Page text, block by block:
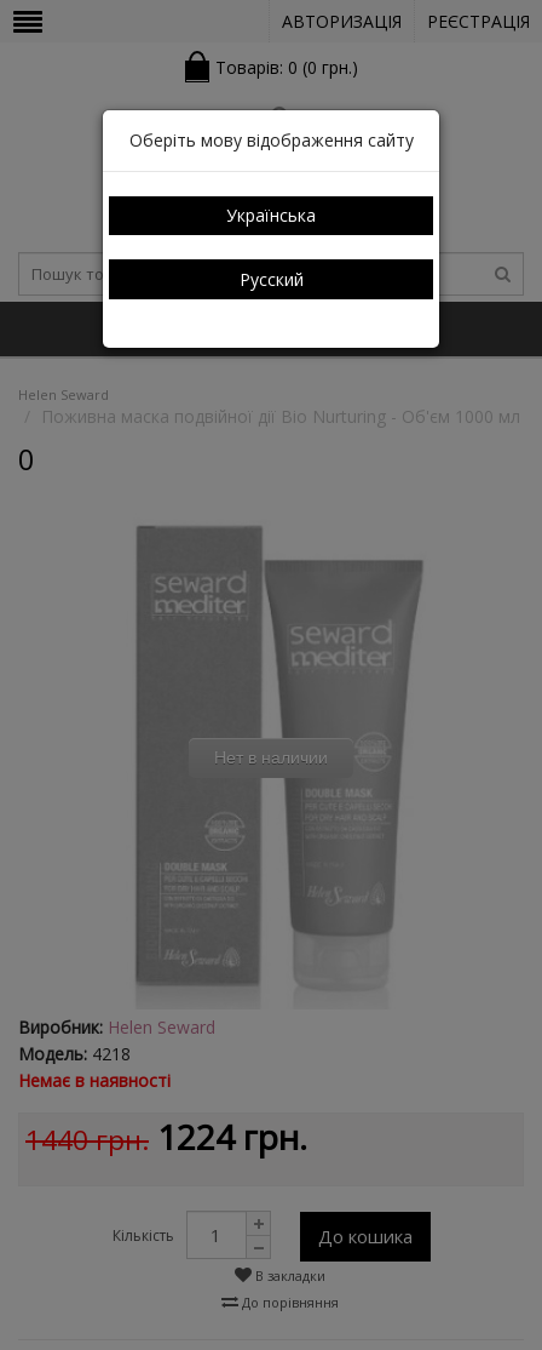
АВТОРИЗАЦІЯ
РЕЄСТРАЦІЯ
Товарів: 0 (0 грн.)
Helen Seward
Поживна маска подвійної дії Bio Nurturing - Об'єм 1000 мл
0
Нет в наличии
Виробник: Helen Seward
Модель: 4218
Немає в наявності
1440 грн. 1224 грн.
Кількість До кошика
В закладки
До порівняння
Оберіть мову відображення сайту
Українська
Русский